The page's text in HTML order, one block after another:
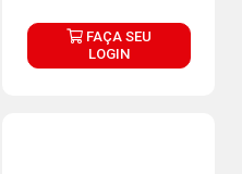
FAÇA SEU
LOGIN